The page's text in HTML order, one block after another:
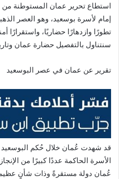
استطاع تحرير عمان المستوطنة من
إمام لأسرة بوسعيد، وهو العصر
تطورًا وازدهارًا حضاريًا، واستقرارًا
سنتناول بالتفصيل حضارة عمان
تقرير عن عمان في عصر البوسعيد
قد شهدت عُمان خلال حُكم البوسعيد
الأسرة الحاكمة عددًا كبيرًا من
عُمان دولة مستقرةً وذات شأنٍ